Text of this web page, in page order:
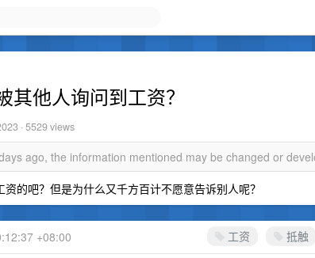
其他人询问到工资？
· 5529 views
ago, the information mentioned may be changed or
的吧？但是为什么又千方百计不愿意告诉别人呢？
工资 抵触
+08:00